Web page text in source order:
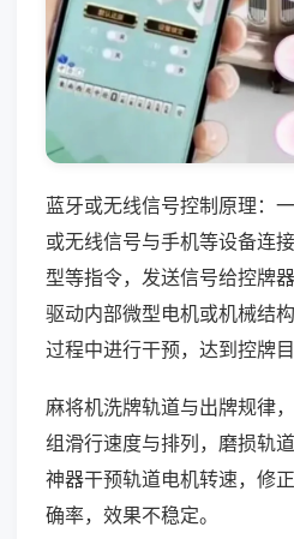
蓝牙或无线信号控制原理：
或无线信号与手机等设备连
型等指令，发送信号给控牌
驱动内部微型电机或机械结
过程中进行干预，达到控牌目
麻将机洗牌轨道与出牌规律
组滑行速度与排列，磨损轨
神器干预轨道电机转速，修
确率，效果不稳定。